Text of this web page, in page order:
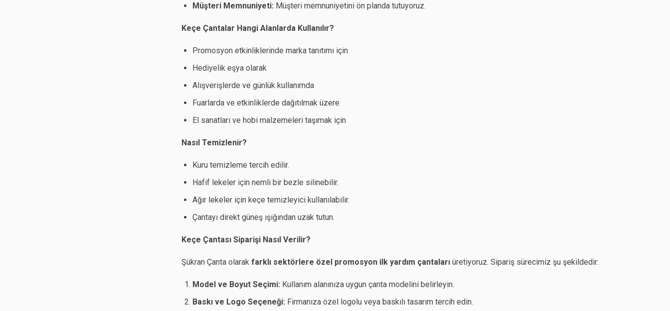
Müşteri Memnuniyeti: Müşteri memnuniyetini ön planda tutuyoruz.
Keçe Çantalar Hangi Alanlarda Kullanılır?
Promosyon etkinliklerinde marka tanıtımı için
Hediyelik eşya olarak
Alışverişlerde ve günlük kullanımda
Fuarlarda ve etkinliklerde dağıtılmak üzere
El sanatları ve hobi malzemeleri taşımak için
Nasıl Temizlenir?
Kuru temizleme tercih edilir.
Hafif lekeler için nemli bir bezle silinebilir.
Ağır lekeler için keçe temizleyici kullanılabilir.
Çantayı direkt güneş ışığından uzak tutun.
Keçe Çantası Siparişi Nasıl Verilir?
Şükran Çanta olarakfarklı sektörlere özel promosyon ilk yardım çantaları üretiyoruz. Sipariş sürecimiz şu şekildedir:
Model ve Boyut Seçimi: Kullanım alanınıza uygun çanta modelini belirleyin.
Baskı ve Logo Seçeneği: Firmanıza özel logolu veya baskılı tasarım tercih edin.